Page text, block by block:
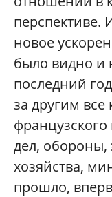
перспективе.
новое
было видно и
последний
за другим
дел, обороны,
хозяйства,
прошло,